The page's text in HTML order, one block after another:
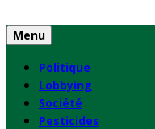
to
content
Menu
Politique
Lobbying
Société
Pesticides